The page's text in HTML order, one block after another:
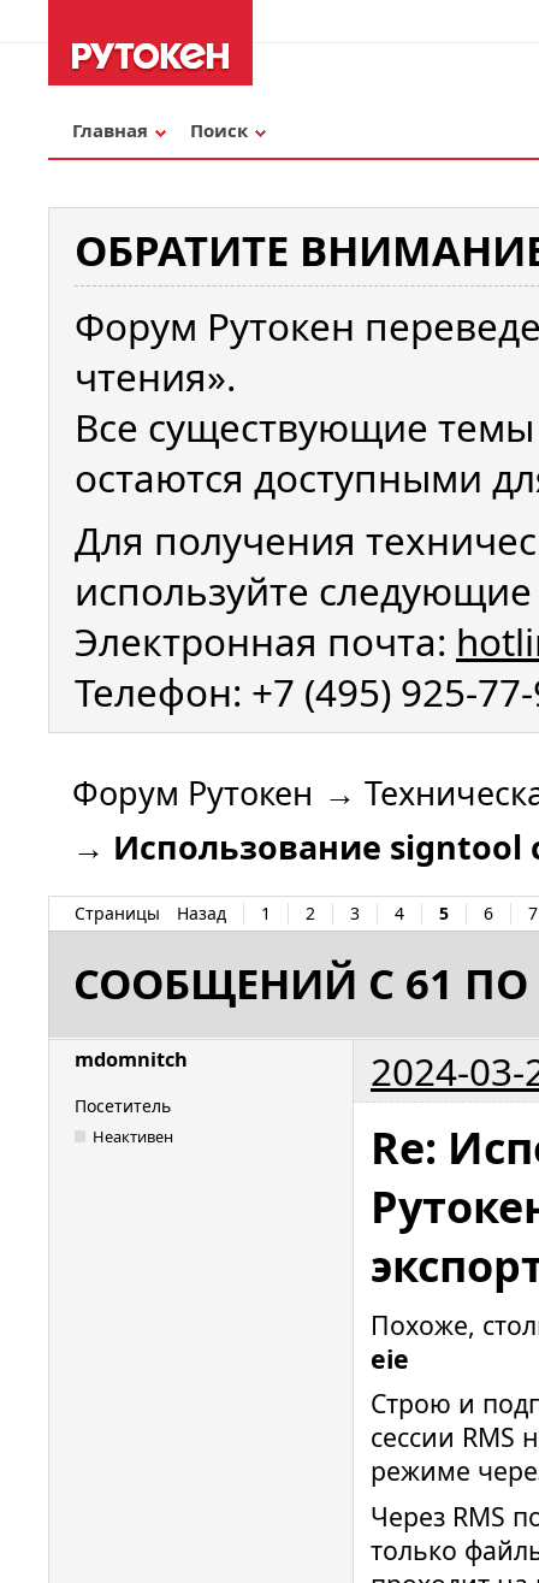
Главная Поиск
ОБРАТИТЕ
Форум Рутокен
чтения».
Все существующие
остаются доступными
Для получения
используйте
Электронная почта:
Телефон: +7 (495) 925-
Форум Рутокен →
→ Использование signtool
Страницы Назад 1 2 3 4 5 6 7
СООБЩЕНИЙ С 61 ПО
mdomnitch 2024-03-
Посетитель
Неактивен
Re:
Похоже,
eie
Строю и
сессии RMS
режиме
Через RMS
только